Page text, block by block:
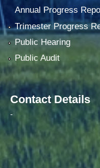
Annual Progress
Trimester Progress
Public Hearing
Public Audit
Contact Details
-